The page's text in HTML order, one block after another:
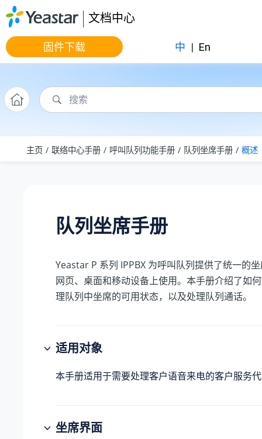
跳转到主要内容
文档中心
固件下载 中 | En
主页 联络中心手册 呼叫队列功能手册 队列坐席手册 概述
队列坐席手册
Yeastar P 系列 IPPBX 为呼叫队列提供了统一的
网页、桌面和移动设备上使用。本手册介绍了如
理队列中坐席的可用状态，以及处理队列通话。
适用对象
本手册适用于需要处理客户语音来电的客户服务
坐席界面